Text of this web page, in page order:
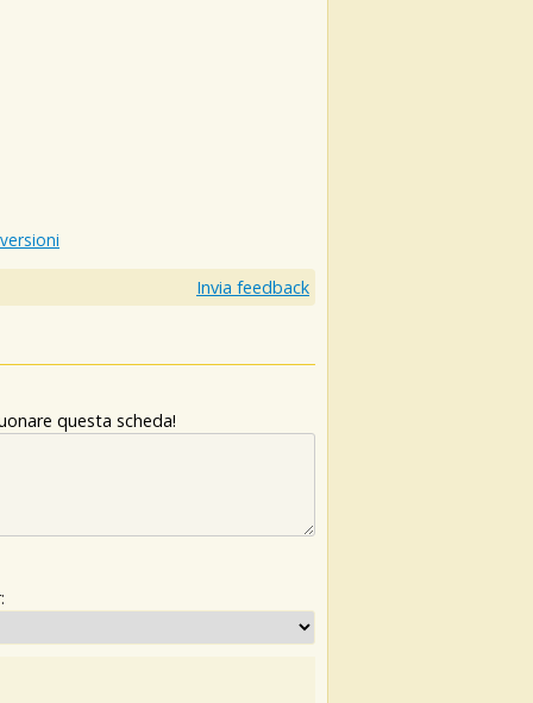
Invia feedback
questa scheda!